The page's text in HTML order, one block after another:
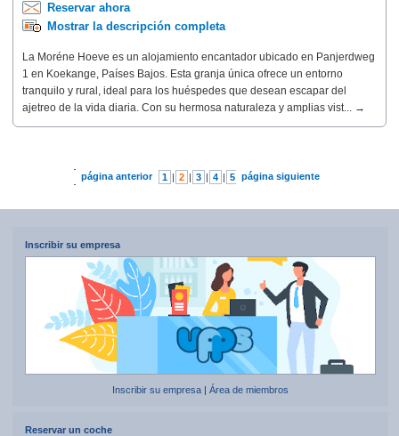
Reservar ahora
Mostrar la descripción completa
La Moréne Hoeve es un alojamiento encantador ubicado en Panjerdweg
1 en Koekange, Países Bajos. Esta granja única ofrece un entorno
tranquilo y rural, ideal para los huéspedes que desean escapar del
ajetreo de la vida diaria. Con su hermosa naturaleza y amplias vist... →
página anterior 1 2 3 4 5 | 6 | 7
página siguiente
Inscribir su empresa
Inscribir su empresa| Área de miembros
Reservar un coche